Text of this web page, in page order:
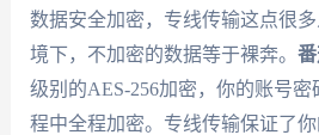
数据安全加密，专线传输这点很
境下，不加密的数据等于裸奔。
级别的AES-256加密，你的账号
程中全程加密。专线传输保证了